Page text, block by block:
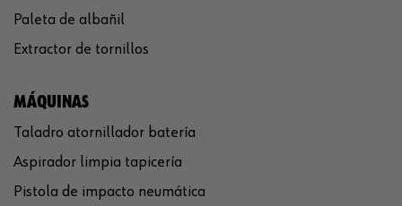
Paleta de albañil
Extractor de tornillos
MÁQUINAS
Taladro atornillador batería
Aspirador limpia tapicería
Pistola de impacto neumática